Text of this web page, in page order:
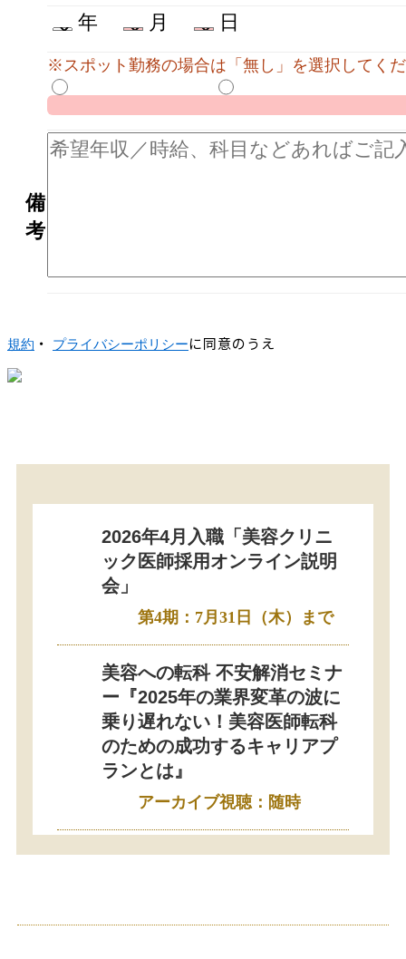
年 月 日
※スポット勤務の場合は「無し」を選択してく
備
考
規約 ・ プライバシーポリシーに同意のうえ
2026年4月入職「美容クリニ
ック医師採用オンライン説明
会」
第4期：7月31日（木）まで
美容への転科 不安解消セミナ
ー『2025年の業界変革の波に
乗り遅れない！美容医師転科
のための成功するキャリアプ
ランとは』
アーカイブ視聴：随時